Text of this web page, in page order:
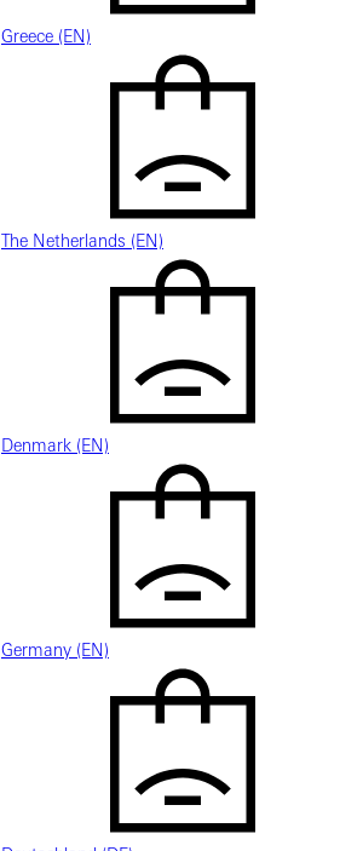
Greece (EN)
The Netherlands (EN)
Denmark (EN)
Germany (EN)